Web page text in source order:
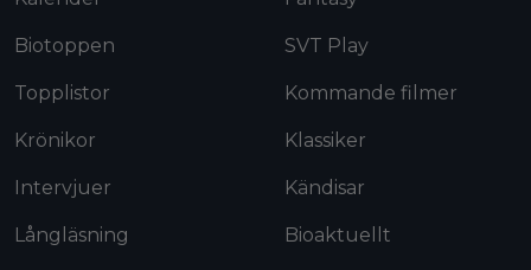
Biotoppen
Topplistor
Krönikor
Intervjuer
Långläsning
SVT Play
Kommande filmer
Klassiker
Kändisar
Bioaktuellt